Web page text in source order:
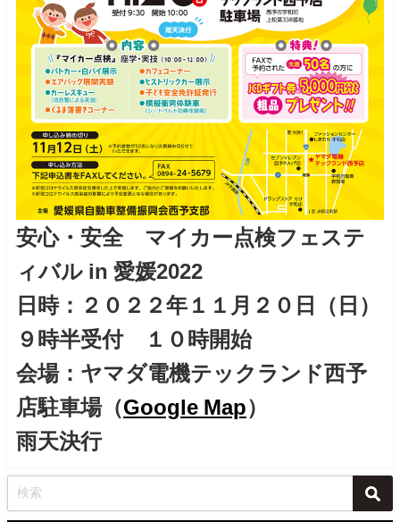
安心・安全 マイカー点検フェステ
ィバル in 愛媛2022
日時：２０２２年１１月２０日（日）
９時半受付 １０時開始
会場：ヤマダ電機テックランド西予
店駐車場（Google Map）
雨天決行